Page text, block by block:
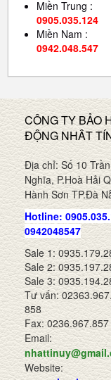
Miền Trung :
0905.035.124
Miền Nam :
0942.048.547
CÔNG TY BẢO
ĐỘNG NHÂT
Địa chỉ: Số 10
Nghĩa, P.Hoà Hải
Hành Sơn TP.Đà
Hotline:
0942048547
Sale 1:
Sale 2:
Sale 3:
Tư vấn:
858
Fax: 0236.967.857
Email:
Website: